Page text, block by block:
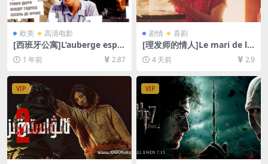
欧美 高清电影
[西班牙公寓]L’auberge espa
gnole (2002)[百度网盘+夸克
网盘1080P超清未删减资源]
[网盘在线播放/下载][MP4/8.
6GB][中文字幕]
1 年前 2.87
剧情 喜剧
[理发师的情人]Le mari de la
coiffeuse (1990)[百度网盘
+夸克网盘1080P超清未删减
资源][网盘在线播放/下载][MP
4/5.6GB][中文字幕]
4 天前 2.9
VIP VIP